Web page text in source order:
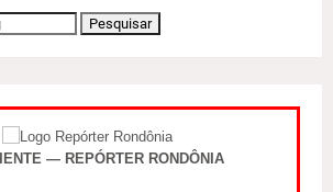
— REPÓRTER RONDÔNIA